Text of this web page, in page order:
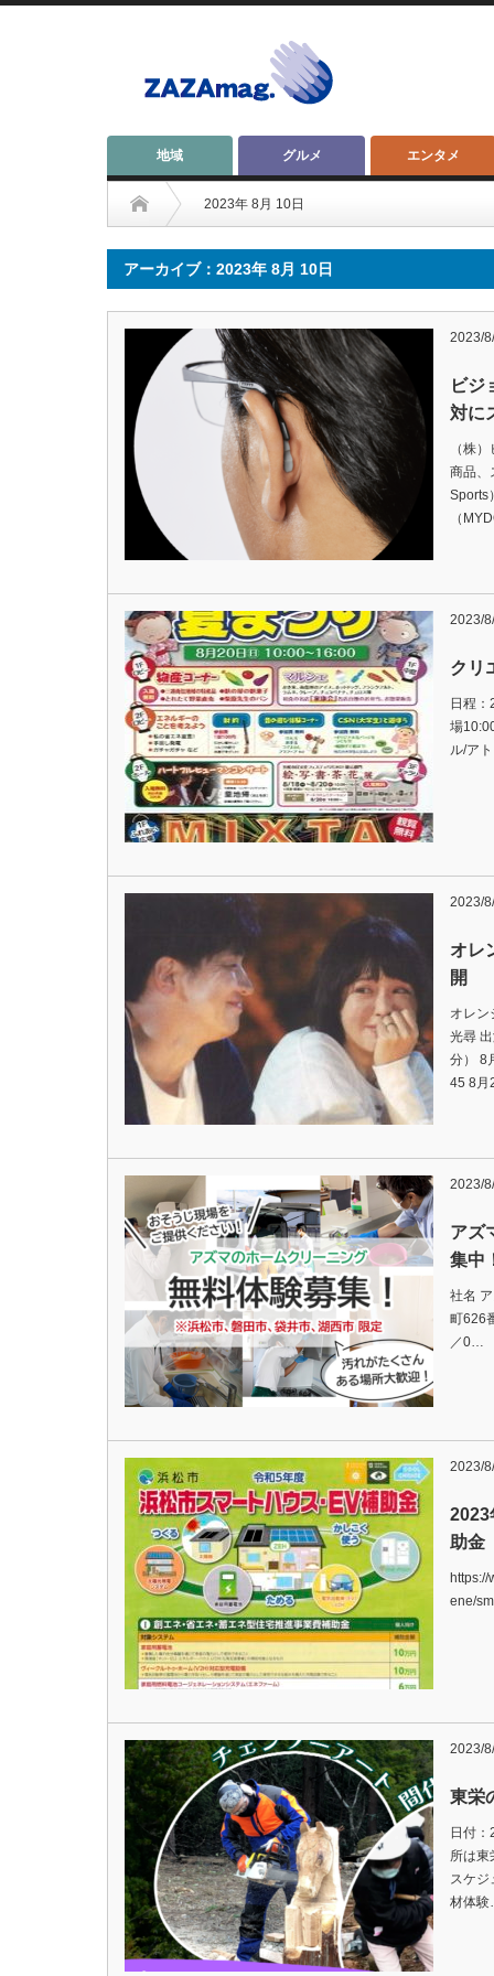
地域 グルメ エンタメ
2023年 8月 10日
アーカイブ：2023年 8月 10日
2023/
ビジ
対に
（株
商品、
Sports
（
2023/
クリ
日程
場
ル/ア
2023/
オレ
開
オレ
光尋
分） 8
45 8月
2023/
アズ
集中
社名
町626
／0…
2023/
2023
助金
ene/
2023/
東栄
日付
所は東
スケ
材体